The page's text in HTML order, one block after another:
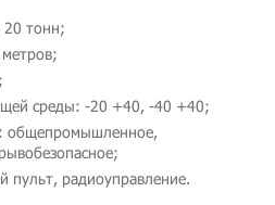
20 тонн;
среды: -20 +40, -40 +40;
общепромышленное,
пульт, радиоуправление.